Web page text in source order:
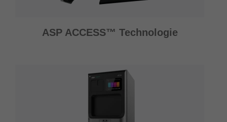
ASP ACCESS™ Technologie